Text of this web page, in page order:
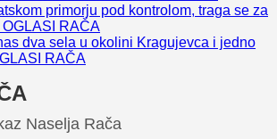
primorju pod kontrolom, traga se za
RAČA
dva sela u okolini Kragujevca i jedno
RAČA
Naselja Rača